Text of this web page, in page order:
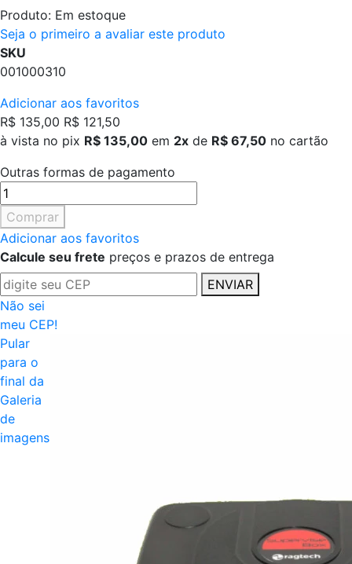
Produto: Em estoque
Seja o primeiro a avaliar este produto
SKU
001000310
Adicionar aos favoritos
R$ 135,00 R$ 121,50
à vista no pix R$ 135,00 em 2x de R$ 67,50 no cartão
Outras formas de pagamento
Comprar
Adicionar aos favoritos
Calcule seu frete preços e prazos de entrega
ENVIAR
Não sei
meu CEP!
Pular
para o
final da
Galeria
de
imagens